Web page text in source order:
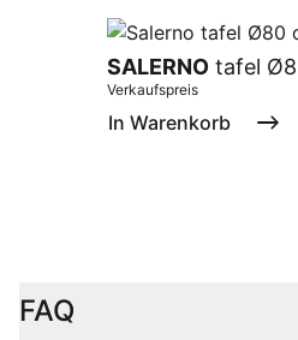
SALERNOtafel
Verkaufspreis
In Warenkorb
FAQ